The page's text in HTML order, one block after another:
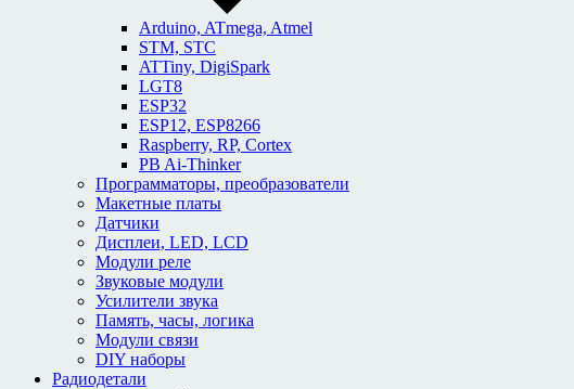
Arduino, ATmega, Atmel
STM, STC
ATTiny, DigiSpark
LGT8
ESP32
ESP12, ESP8266
Raspberry, RP, Cortex
PB Ai-Thinker
Программаторы, преобразователи
Макетные платы
Датчики
Дисплеи, LED, LCD
Модули реле
Звуковые модули
Усилители звука
Память, часы, логика
Модули связи
DIY наборы
Радиодетали